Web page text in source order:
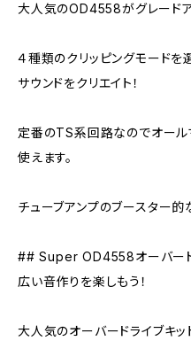
大人気のOD4558がグレードア
４種類のクリッピングモード
サウンドをクリエイト！
定番のTS系回路なのでオール
使えます。
チューブアンプのブースター的
## Super OD4558オーバード
広い音作りを楽しもう！
大人気のオーバードライブキッ